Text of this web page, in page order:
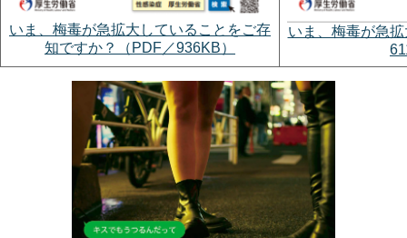
いま、梅毒が急拡大していることをご存
知ですか？（PDF／936KB）
いま、梅毒が急